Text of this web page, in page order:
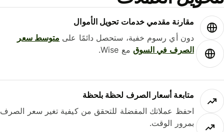
مقارنة مقدمي خدمات تحويل الأموال
دون أي رسوم خفية، ستحصل دائمًا علىمتوسط ​​سعر
الصرف في السوقمع Wise.
متابعة أسعار الصرف لحظة بلحظة
احفظ عملاتك المفضلة للتحقق من كيفية تغير سعر الصرف
بمرور الوقت.